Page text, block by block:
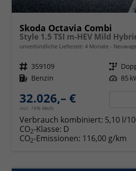
Skoda Octavia Combi
Style 1.5 TSI m-HEV Mild
unverbindliche Lieferzeit: 4 Monate
Fahrzeugnr. 359109 Getriebe
Kraftstoff Benzin Leistung 85
32.026,– €
incl. 19% MwSt.
Verbrauch kombiniert: 5,10 l/
CO2-Klasse: D
CO2-Emissionen: 116,00 g/km